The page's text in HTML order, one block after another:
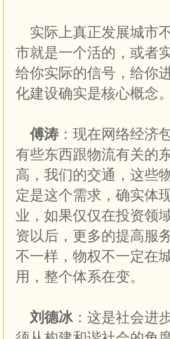
实际上真正发展城市
市就是一个活的，或者
给你实际的信号，给你
化建设确实是核心概念。
傅涛 ：现在网络经济
有些东西跟物流有关的
高，我们的交通，这些
定是这个需求，确实体
业，如果仅仅在投资领
资以后，更多的提高服
不一样，物权不一定在
用，整个体系在变。
刘德冰：这是社会进